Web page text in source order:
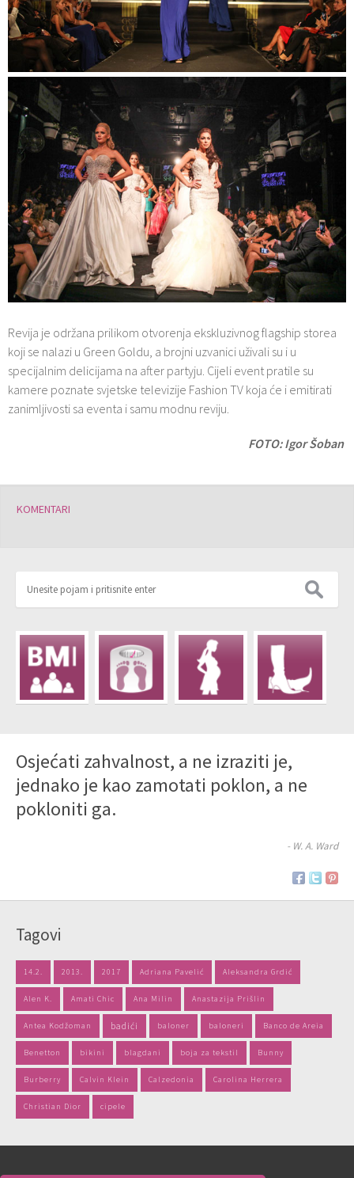
Revija je održana prilikom otvorenja ekskluzivnog flagship storea
koji se nalazi u Green Goldu, a brojni uzvanici uživali su i u
specijalnim delicijama na after partyju. Cijeli event pratile su
kamere poznate svjetske televizije Fashion TV koja će i emitirati
zanimljivosti sa eventa i samu modnu reviju.
FOTO: Igor Šoban
KOMENTARI
Osjećati zahvalnost, a ne izraziti je,
jednako je kao zamotati poklon, a ne
pokloniti ga.
- W. A. Ward
Tagovi
14.2. 2013. 2017 Adriana Pavelić Aleksandra Grdić
Alen K. Amati Chic Ana Milin Anastazija Prišlin
Antea Kodžoman badići baloner baloneri Banco de Areia
Benetton bikini blagdani boja za tekstil Bunny
Burberry Calvin Klein Calzedonia Carolina Herrera
Christian Dior cipele